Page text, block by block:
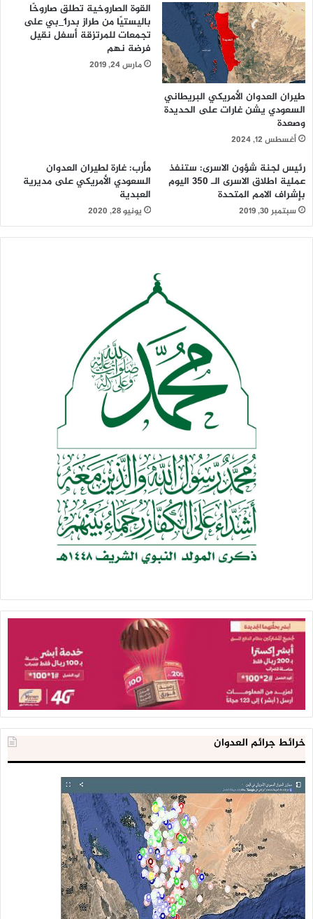
طيران العدوان الأمريكي البريطاني
السعودي يشن غارات على الحديدة
وصعدة
أغسطس 12, 2024
القوة الصاروخية تطلق صاروخًا
باليستيًا من طراز بدر1_بي على
تجمعات للمرتزقة أسفل نقيل
فرضة نهم
مارس 24, 2019
رئيس لجنة شؤون الاسرى: ستنفذ
عملية اطلاق الاسرى الـ 350 اليوم
بإشراف الامم المتحدة
سبتمبر 30, 2019
مأرب: غارة لطيران العدوان
السعودي الأمريكي على مديرية
العبدية
يونيو 28, 2020
خرائط جرائم العدوان